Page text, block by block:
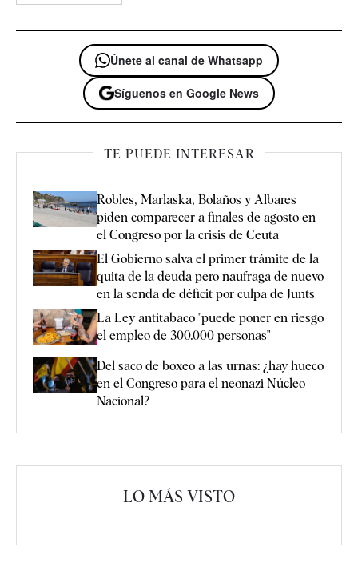
Únete al canal de Whatsapp
Síguenos en Google News
TE PUEDE INTERESAR
Robles, Marlaska, Bolaños y Albares
piden comparecer a finales de agosto en
el Congreso por la crisis de Ceuta
El Gobierno salva el primer trámite de la
quita de la deuda pero naufraga de nuevo
en la senda de déficit por culpa de Junts
La Ley antitabaco "puede poner en riesgo
el empleo de 300.000 personas"
Del saco de boxeo a las urnas: ¿hay hueco
en el Congreso para el neonazi Núcleo
Nacional?
LO MÁS VISTO